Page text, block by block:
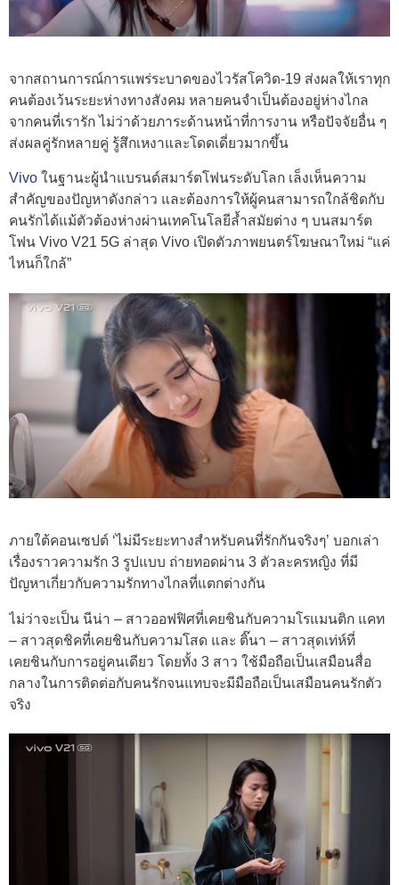
จากสถานการณ์การแพร่ระบาดของไวรัสโควิด-19 ส่งผลให้เราทุก
คนต้องเว้นระยะห่างทางสังคม หลายคนจำเป็นต้องอยู่ห่างไกล
จากคนที่เรารัก ไม่ว่าด้วยภาระด้านหน้าที่การงาน หรือปัจจัยอื่น ๆ
ส่งผลคู่รักหลายคู่ รู้สึกเหงาและโดดเดี่ยวมากขึ้น
Vivo ในฐานะผู้นำแบรนด์สมาร์ตโฟนระดับโลก เล็งเห็นความ
สำคัญของปัญหาดังกล่าว และต้องการให้ผู้คนสามารถใกล้ชิดกับ
คนรักได้แม้ตัวต้องห่างผ่านเทคโนโลยีล้ำสมัยต่าง ๆ บนสมาร์ต
โฟน Vivo V21 5G ล่าสุด Vivo เปิดตัวภาพยนตร์โฆษณาใหม่ “แค่
ไหนก็ใกล้”
ภายใต้คอนเซปต์ ‘ไม่มีระยะทางสำหรับคนที่รักกันจริงๆ’ บอกเล่า
เรื่องราวความรัก 3 รูปแบบ ถ่ายทอดผ่าน 3 ตัวละครหญิง ที่มี
ปัญหาเกี่ยวกับความรักทางไกลที่แตกต่างกัน
ไม่ว่าจะเป็น นีน่า – สาวออฟฟิศที่เคยชินกับความโรแมนติก แคท
– สาวสุดชิคที่เคยชินกับความโสด และ ติ๊นา – สาวสุดเท่ห์ที่
เคยชินกับการอยู่คนเดียว โดยทั้ง 3 สาว ใช้มือถือเป็นเสมือนสื่อ
กลางในการติดต่อกับคนรักจนแทบจะมีมือถือเป็นเสมือนคนรักตัว
จริง